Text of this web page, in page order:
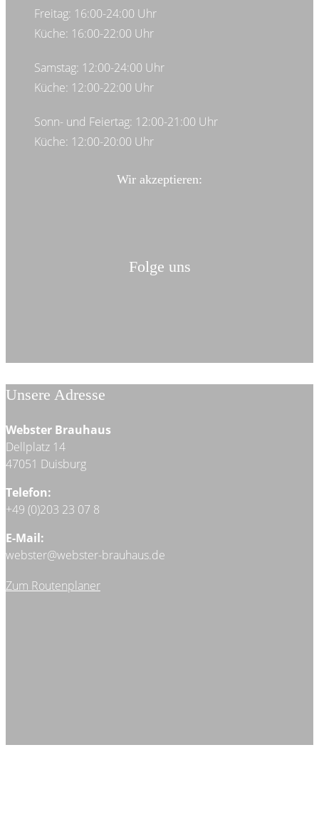
Freitag: 16:00-24:00 Uhr
Küche: 16:00-22:00 Uhr
Samstag: 12:00-24:00 Uhr
Küche: 12:00-22:00 Uhr
Sonn- und Feiertag: 12:00-21:00 Uhr
Küche: 12:00-20:00 Uhr
Wir akzeptieren:
Folge uns
Unsere Adresse
Webster Brauhaus
Dellplatz 14
47051 Duisburg
Telefon:
+49 (0)203 23 07 8
E-Mail:
webster@webster-brauhaus.de
Zum Routenplaner